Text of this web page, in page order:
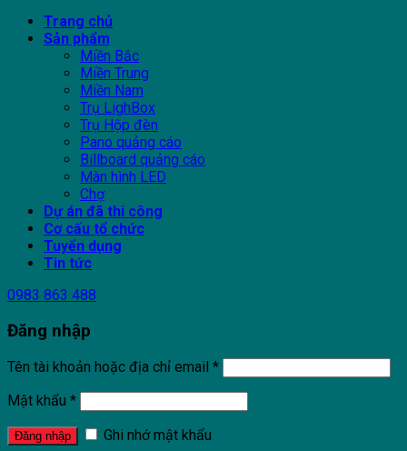
Trang chủ
Sản phẩm
Miền Bắc
Miền Trung
Miền Nam
Trụ LighBox
Trụ Hộp đèn
Pano quảng cáo
Billboard quảng cáo
Màn hình LED
Chợ
Dự án đã thi công
Cơ cấu tổ chức
Tuyển dụng
Tin tức
0983 863 488
Đăng nhập
Tên tài khoản hoặc địa chỉ email *
Mật khẩu *
Đăng nhập Ghi nhớ mật khẩu